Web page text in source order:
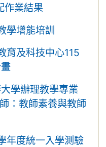
作業結果
學增能培訓
育及科技中心115
學辦理教學專業
：教師素養與教師
年度統一入學測驗